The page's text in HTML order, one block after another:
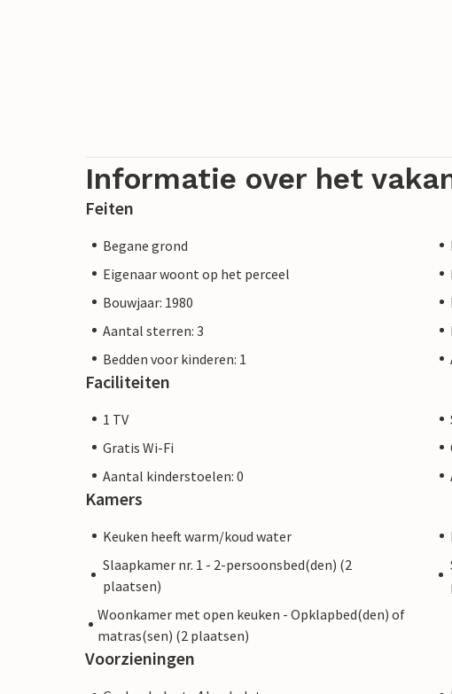
Informatie over het
Feiten
Begane grond
Eigenaar woont op het perceel
Bouwjaar: 1980
Aantal sterren: 3
Bedden voor kinderen: 1
Faciliteiten
1 TV
Gratis Wi-Fi
Aantal kinderstoelen: 0
Kamers
Keuken heeft warm/koud water
Slaapkamer nr. 1 - 2-persoonsbed(den) (2
plaatsen)
Woonkamer met open keuken - Opklapbed(den) of
matras(sen) (2 plaatsen)
Voorzieningen